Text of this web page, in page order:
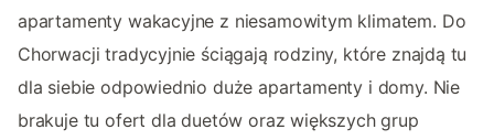
apartamenty wakacyjne z niesamowitym klimatem. Do
Chorwacji tradycyjnie ściągają rodziny, które znajdą tu
dla siebie odpowiednio duże apartamenty i domy. Nie
brakuje tu ofert dla duetów oraz większych grup